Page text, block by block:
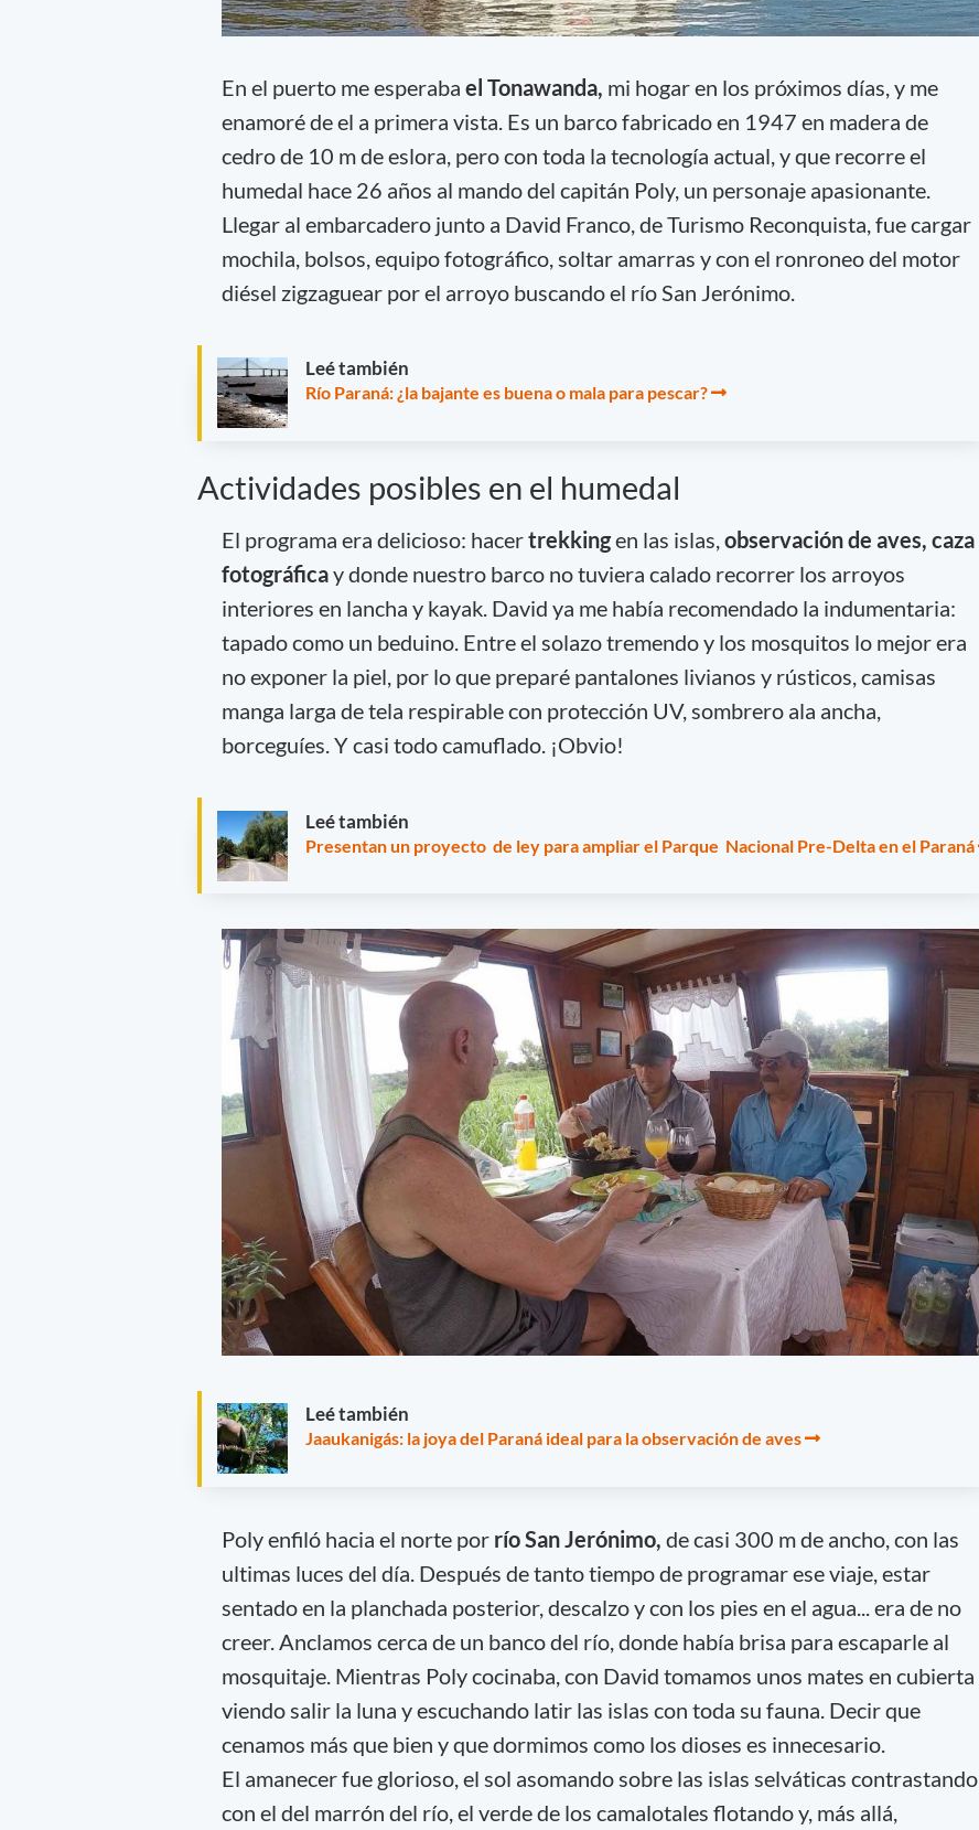
En el puerto me esperaba el Tonawanda, mi hogar en los próximos días, y me
enamoré de el a primera vista. Es un barco fabricado en 1947 en madera de
cedro de 10 m de eslora, pero con toda la tecnología actual, y que recorre el
humedal hace 26 años al mando del capitán Poly, un personaje apasionante.
Llegar al embarcadero junto a David Franco, de Turismo Reconquista, fue cargar
mochila, bolsos, equipo fotográfico, soltar amarras y con el ronroneo del motor
diésel zigzaguear por el arroyo buscando el río San Jerónimo.
Leé también
Río Paraná: ¿la bajante es buena o mala para pescar?
Actividades posibles en el humedal
El programa era delicioso: hacertrekkingen las islas,observación de aves, caza
fotográficay donde nuestro barco no tuviera calado recorrer los arroyos
interiores en lancha y kayak. David ya me había recomendado la indumentaria:
tapado como un beduino. Entre el solazo tremendo y los mosquitos lo mejor era
no exponer la piel, por lo que preparé pantalones livianos y rústicos, camisas
manga larga de tela respirable con protección UV, sombrero ala ancha,
borceguíes. Y casi todo camuflado. ¡Obvio!
Leé también
Presentan un proyecto de ley para ampliar el Parque Nacional Pre-Delta en el Paraná
Leé también
Jaaukanigás: la joya del Paraná ideal para la observación de aves
Poly enfiló hacia el norte por río San Jerónimo, de casi 300 m de ancho, con las
ultimas luces del día. Después de tanto tiempo de programar ese viaje, estar
sentado en la planchada posterior, descalzo y con los pies en el agua... era de no
creer. Anclamos cerca de un banco del río, donde había brisa para escaparle al
mosquitaje. Mientras Poly cocinaba, con David tomamos unos mates en cubierta
viendo salir la luna y escuchando latir las islas con toda su fauna. Decir que
cenamos más que bien y que dormimos como los dioses es innecesario.
El amanecer fue glorioso, el sol asomando sobre las islas selváticas contrastando
con el del marrón del río, el verde de los camalotales flotando y, más allá,